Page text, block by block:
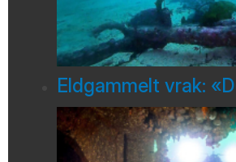
Eldgammelt vrak: